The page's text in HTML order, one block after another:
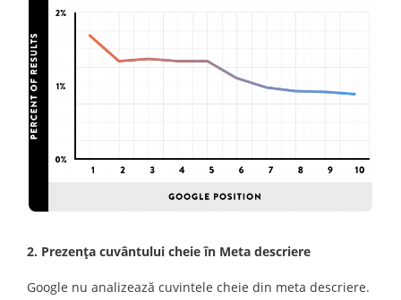
2. Prezenţa cuvântului cheie în Meta descriere
Google nu analizează cuvintele cheie din meta descriere.